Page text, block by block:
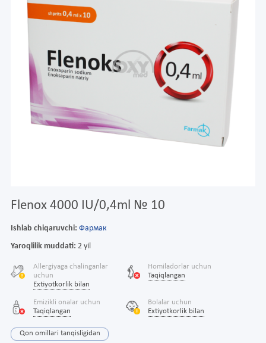
Flenox 4000 IU/0,4ml № 10
Ishlab chiqaruvchi: Фармак
Yaroqlilik muddati: 2 yil
Allergiyaga chalinganlar
uchun
Extiyotkorlik bilan
Homiladorlar uchun
Taqiqlangan
Emizikli onalar uchun
Taqiqlangan
Bolalar uchun
Extiyotkorlik bilan
Qon omillari tanqisligidan